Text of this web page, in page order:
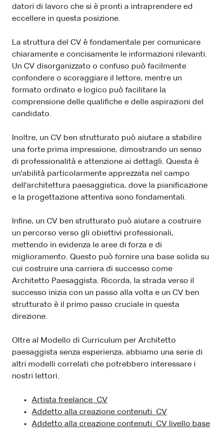
datori di lavoro che si è pronti a intraprendere ed
eccellere in questa posizione.
La struttura del CV è fondamentale per comunicare
chiaramente e concisamente le informazioni rilevanti.
Un CV disorganizzato o confuso può facilmente
confondere o scoraggiare il lettore, mentre un
formato ordinato e logico può facilitare la
comprensione delle qualifiche e delle aspirazioni del
candidato.
Inoltre, un CV ben strutturato può aiutare a stabilire
una forte prima impressione, dimostrando un senso
di professionalità e attenzione ai dettagli. Questa è
un'abilità particolarmente apprezzata nel campo
dell'architettura paesaggistica, dove la pianificazione
e la progettazione attentiva sono fondamentali.
Infine, un CV ben strutturato può aiutare a costruire
un percorso verso gli obiettivi professionali,
mettendo in evidenza le aree di forza e di
miglioramento. Questo può fornire una base solida su
cui costruire una carriera di successo come
Architetto Paesaggista. Ricorda, la strada verso il
successo inizia con un passo alla volta e un CV ben
strutturato è il primo passo cruciale in questa
direzione.
Oltre al Modello di Curriculum per Architetto
paesaggista senza esperienza, abbiamo una serie di
altri modelli correlati che potrebbero interessare i
nostri lettori.
Artista freelance CV
Addetto alla creazione contenuti CV
Addetto alla creazione contenuti CV livello base